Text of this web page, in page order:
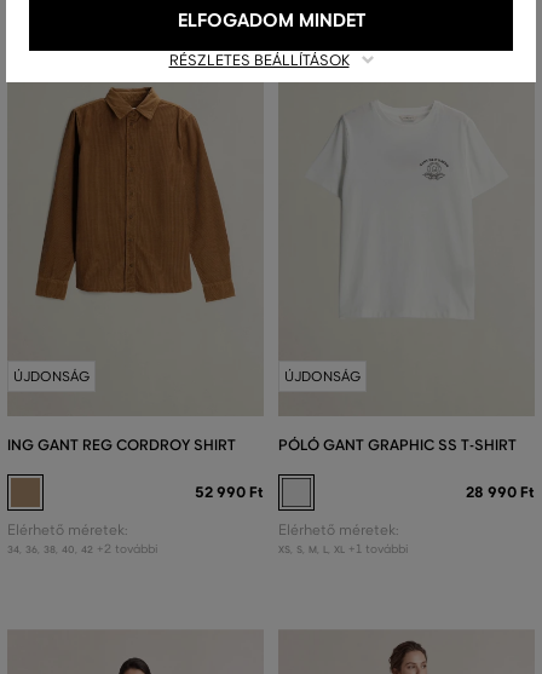
ÚJDONSÁG
ING GANT REG CORDROY SHIRT
52 990 Ft
Elérhető méretek:
34 36 38 40 42 +2 további
ÚJDONSÁG
PÓLÓ GANT GRAPHIC SS T-SHIRT
28 990 Ft
Elérhető méretek:
XS, S, M L XL +1 további
RÉSZLETES BEÁLLÍTÁSOK
ELFOGADOM MINDET